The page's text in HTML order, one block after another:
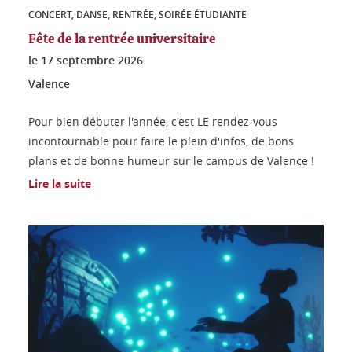
CONCERT, DANSE, RENTRÉE, SOIRÉE ÉTUDIANTE
Fête de la rentrée universitaire
le 17 septembre 2026
Valence
Pour bien débuter l'année, c'est LE rendez-vous
incontournable pour faire le plein d'infos, de bons
plans et de bonne humeur sur le campus de Valence !
Lire la suite